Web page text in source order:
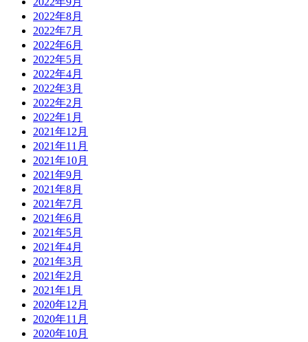
2022年8月
2022年7月
2022年6月
2022年5月
2022年4月
2022年3月
2022年2月
2022年1月
2021年12月
2021年11月
2021年10月
2021年9月
2021年8月
2021年7月
2021年6月
2021年5月
2021年4月
2021年3月
2021年2月
2021年1月
2020年12月
2020年11月
2020年10月